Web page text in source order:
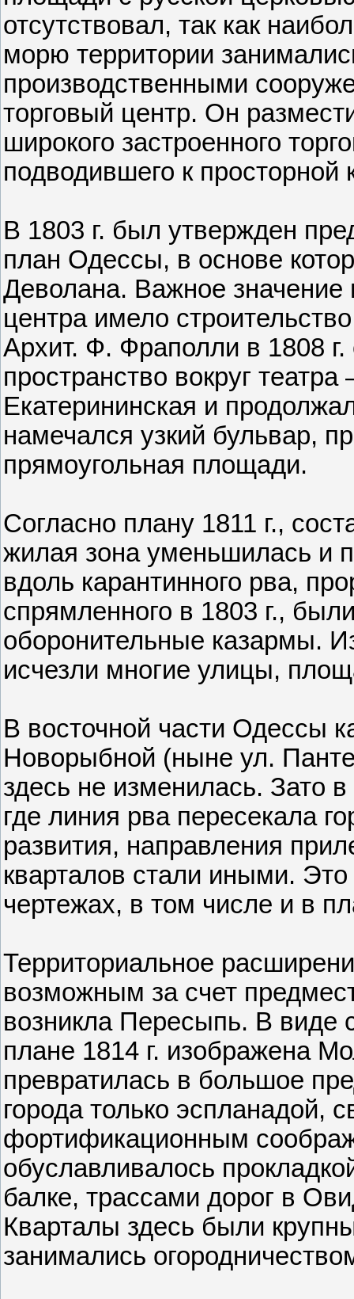
отсутствовал, так как
морю территории
производственными
торговый центр. Он
широкого застроенного
подводившего к
В 1803 г. был утвержден
план Одессы, в основе
Деволана. Важное
центра имело
Архит. Ф. Фраполли в 1808 г.
пространство вокруг
Екатерининская и
намечался узкий бульвар,
прямоугольная площади.
Согласно плану 1811 г.,
жилая зона уменьшилась и
вдоль карантинного рва,
спрямленного в 1803 г.,
оборонительные казармы.
исчезли многие улицы,
В восточной части Одессы
Новорыбной (ныне ул.
здесь не изменилась. Зато
где линия рва пересекала
развития, направления
кварталов стали иными.
чертежах, в том числе и в
Территориальное
возможным за счет
возникла Пересыпь. В виде
плане 1814 г. изображена
превратилась в большое
города только эспланадой,
фортификационным
обуславливалось
балке, трассами дорог в
Кварталы здесь были
занимались